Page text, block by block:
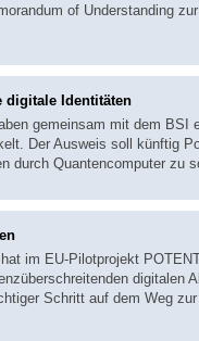
of Understanding
digitale Identitäten
gemeinsam mit dem BSI
Der Ausweis soll künftig
durch Quantencomputer zu
im EU-Pilotprojekt
digitalen
Schritt auf dem Weg